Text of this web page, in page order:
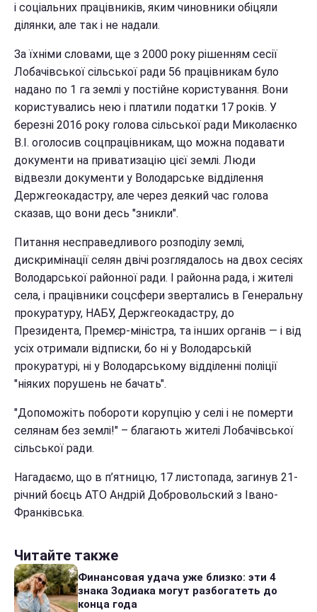
і соціальних працівників, яким чиновники обіцяли
ділянки, але так і не надали.
За їхніми словами, ще з 2000 року рішенням сесії
Лобачівської сільської ради 56 працівникам було
надано по 1 га землі у постійне користування. Вони
користувались нею і платили податки 17 років. У
березні 2016 року голова сільської ради Миколаєнко
В.І. оголосив соцпрацівникам, що можна подавати
документи на приватизацію цієї землі. Люди
відвезли документи у Володарське відділення
Держгеокадастру, але через деякий час голова
сказав, що вони десь "зникли".
Питання несправедливого розподілу землі,
дискримінації селян двічі розглядалось на двох сесіях
Володарської районної ради. І районна рада, і жителі
села, і працівники соцсфери звертались в Генеральну
прокуратуру, НАБУ, Держгеокадастру, до
Президента, Премєр-міністра, та інших органів — і від
усіх отримали відписки, бо ні у Володарській
прокуратурі, ні у Володарському відділенні поліції
"ніяких порушень не бачать".
"Допоможіть побороти корупцію у селі і не померти
селянам без землі!" – благають жителі Лобачівської
сільської ради.
Нагадаємо, що в п’ятницю, 17 листопада, загинув 21-
річний боєць АТО Андрій Добровольский з Івано-
Франківська.
Читайте также
Финансовая удача уже близко: эти 4
знака Зодиака могут разбогатеть до
конца года